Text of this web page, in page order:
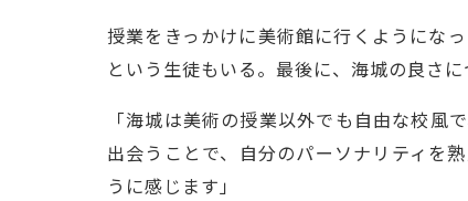
授業をきっかけに美術館に行くようにな
という生徒もいる。最後に、海城の良さに
「海城は美術の授業以外でも自由な校
出会うことで、自分のパーソナリティを
うに感じます」